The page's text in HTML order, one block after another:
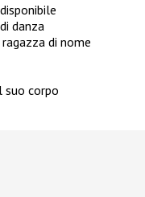
danza
di nome
suo corpo